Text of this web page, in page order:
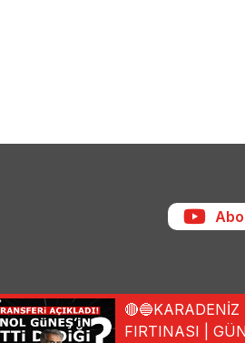
🔴🔵KARADENİZ
FIRTINASI |